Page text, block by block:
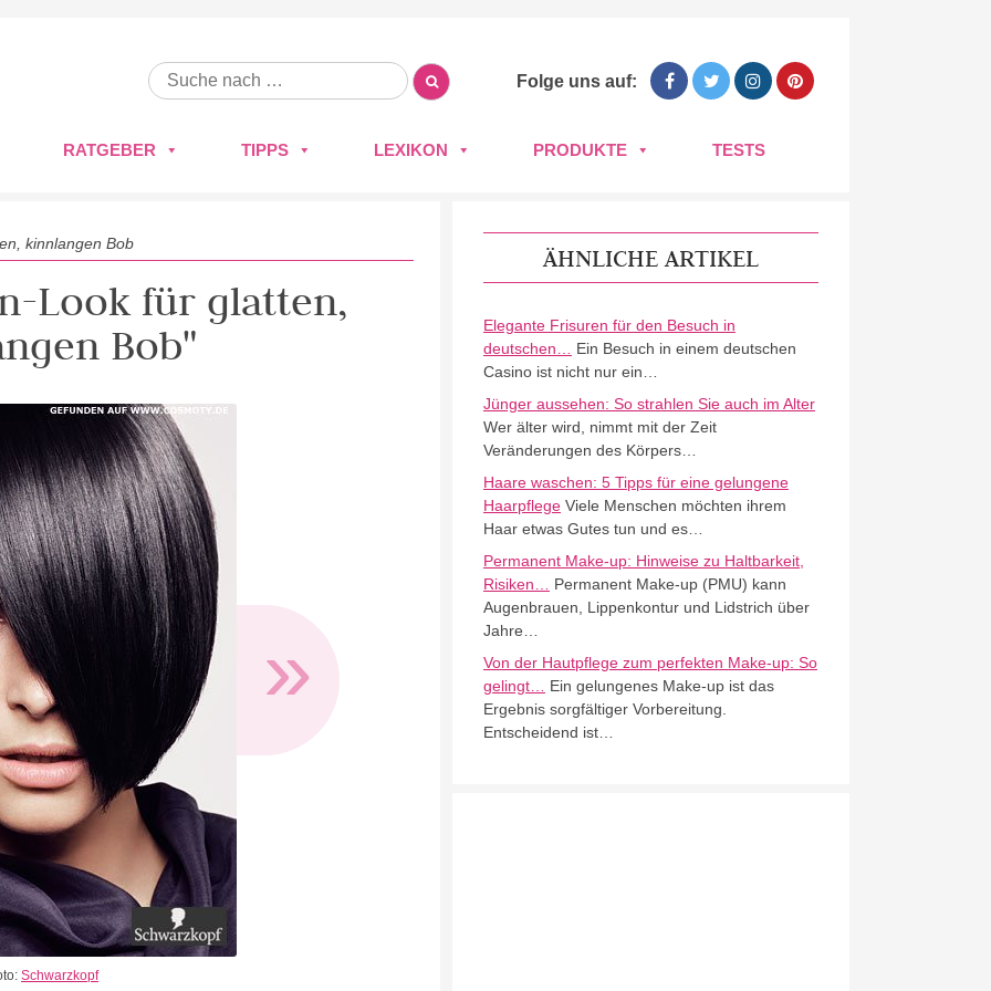
Folge uns auf:
RATGEBER TIPPS LEXIKON PRODUKTE TESTS
kinnlangen Bob
Look für glatten,
Bob"
»
Schwarzkopf
ÄHNLICHE ARTIKEL
Elegante Frisuren für den Besuch in
deutschen…
Ein Besuch in einem deutschen
Casino ist nicht nur ein…
Jünger aussehen: So strahlen Sie auch im Alter
Wer älter wird, nimmt mit der Zeit
Veränderungen des Körpers…
Haare waschen: 5 Tipps für eine gelungene
HaarpflegeViele Menschen möchten ihrem
Haar etwas Gutes tun und es…
Permanent Make-up: Hinweise zu Haltbarkeit,
Risiken…
Permanent Make-up (PMU) kann
Augenbrauen, Lippenkontur und Lidstrich über
Jahre…
Von der Hautpflege zum perfekten Make-up: So
gelingt…
Ein gelungenes Make-up ist das
Ergebnis sorgfältiger Vorbereitung.
Entscheidend ist…